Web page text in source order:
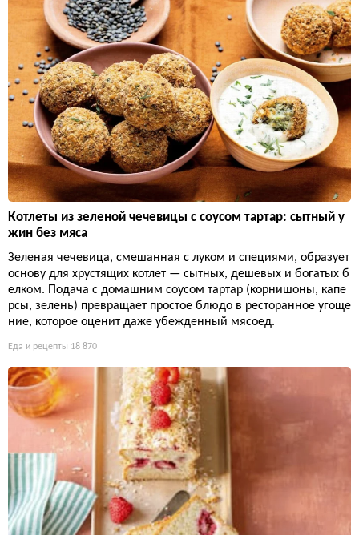
Котлеты из зеленой чечевицы с соусом тартар: сытный у
жин без мяса
Зеленая чечевица, смешанная с луком и специями, образует
основу для хрустящих котлет — сытных, дешевых и богатых б
елком. Подача с домашним соусом тартар (корнишоны, капе
рсы, зелень) превращает простое блюдо в ресторанное угоще
ние, которое оценит даже убежденный мясоед.
Еда и рецепты 18 870